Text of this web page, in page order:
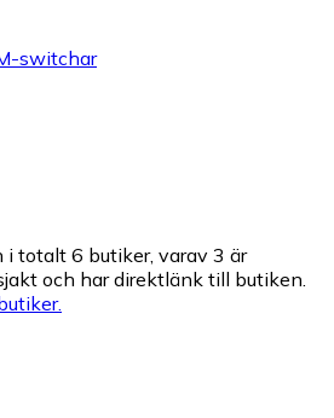
switchar
totalt 6 butiker, varav 3 är
och har direktlänk till butiken.